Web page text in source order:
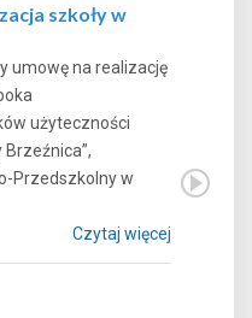
szkoły w
umowę na realizację
użyteczności
Przedszkolny w
Czytaj więcej